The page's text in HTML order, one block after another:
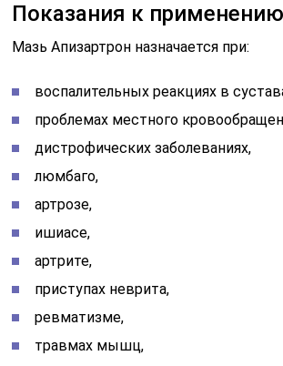
Показания к применению
Мазь Апизартрон назначается при:
воспалительных реакциях в
проблемах местного
дистрофических заболеваниях,
люмбаго,
артрозе,
ишиасе,
артрите,
приступах неврита,
ревматизме,
травмах мышц,